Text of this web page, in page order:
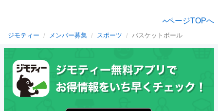
ページTOPへ
ジモティー メンバー募集 スポーツ バスケットボール